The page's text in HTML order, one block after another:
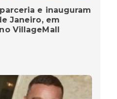
e inauguram
Janeiro, em
VillageMall